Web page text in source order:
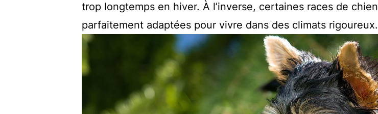
trop longtemps en hiver. À l’inverse, certaines races de chien
parfaitement adaptées pour vivre dans des climats rigoureux.